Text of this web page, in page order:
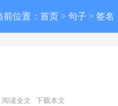
前位置： 首页 > 句子 > 签名
阅读全文 下载本文